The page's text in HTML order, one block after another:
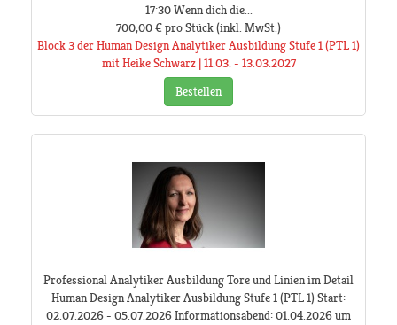
17:30 Wenn dich die...
700,00 €pro Stück(inkl. MwSt.)
Block 3 der Human Design Analytiker Ausbildung Stufe 1 (PTL 1)
mit Heike Schwarz | 11.03. - 13.03.2027
Bestellen
Professional Analytiker Ausbildung Tore und Linien im Detail
Human Design Analytiker Ausbildung Stufe 1 (PTL 1) Start:
02.07.2026 - 05.07.2026 Informationsabend: 01.04.2026 um